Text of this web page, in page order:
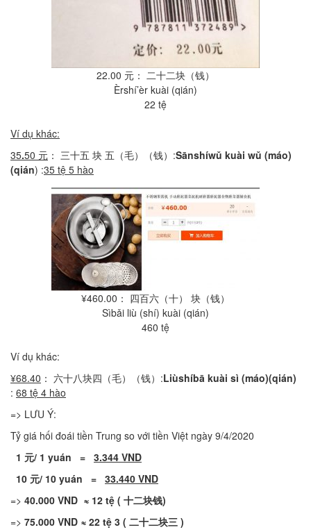
22.00 元： 二十二块（钱）
Èrshí’èr kuài (qián)
22 tệ
Ví dụ khác:
35.50 元 ： 三十五 块 五（毛）（钱）:Sānshíwǔ kuài wǔ (máo)
(qián) :35 tệ 5 hào
¥460.00： 四百六（十） 块（钱）
Sìbǎi liù (shí) kuài (qián)
460 tệ
Ví dụ khác:
¥68.40 ： 六十八块四（毛）（钱）:Liùshíbā kuài sì (máo)(qián)
: 68 tệ 4 hào
=> LƯU Ý:
Tỷ giá hối đoái tiền Trung so với tiền Việt ngày 9/4/2020
1 元/ 1 yuán = 3.344 VND
10 元/ 10 yuán = 33.440 VND
=> 40.000 VND ≈ 12 tệ ( 十二块钱)
=> 75.000 VND ≈ 22 tệ 3 ( 二十二块三 )